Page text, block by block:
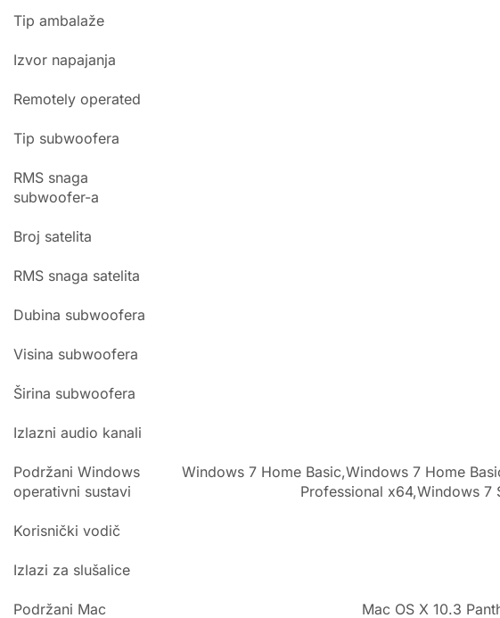
Tip ambalaže
Izvor napajanja
Remotely operated
Tip subwoofera
RMS snaga
subwoofer-a
Broj satelita
RMS snaga satelita
Dubina subwoofera
Visina subwoofera
Širina subwoofera
Izlazni audio kanali
Podržani Windows
operativni sustavi
Windows 7 Home Basic,Windows 7 Home
Professional x64,Windows 7
Korisnički vodič
Izlazi za slušalice
Podržani Mac Mac OS X 10.3